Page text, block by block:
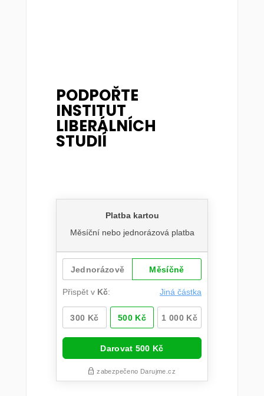
PODPOŘTE
INSTITUT
LIBERÁLNÍCH
STUDIÍ